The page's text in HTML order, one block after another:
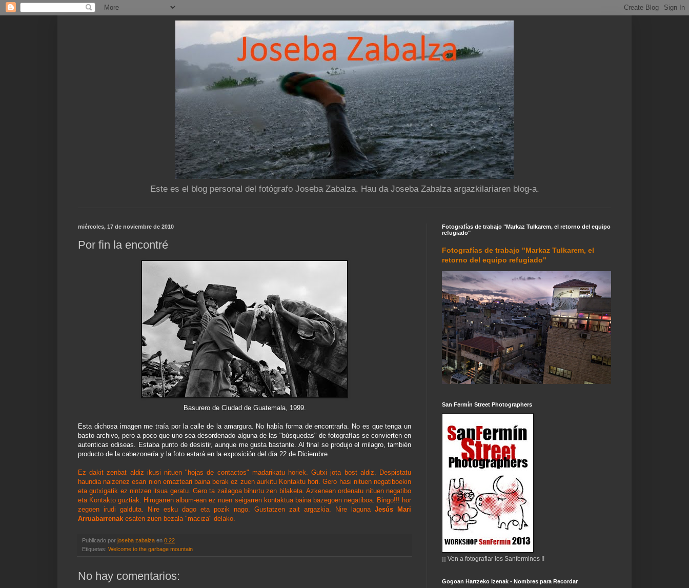
Este es el blog personal del fotógrafo Joseba Zabalza. Hau da Joseba Zabalza argazkilariaren blog-a.
miércoles, 17 de noviembre de 2010
Por fin la encontré
Basurero de Ciudad de Guatemala, 1999.
Esta dichosa imagen me traía por la calle de la amargura. No había forma deencontrarla. No es que tenga un
basto archivo, pero a poco que uno sea desordenado alguna de las " búsquedas" de fotografías se convierten en
autenticas odiseas. Estaba punto de desistir, aunque me gusta bastante. Al final se produjo el milagro, también
producto de la cabezoneríay la foto estará en la exposición del día 22 de Diciembre.
Ez dakit zenbat aldiz ikusi nituen "hojas de contactos" madarikatu horiek.Gutxi jota bost aldiz. Despistatu
haundia naizenez esan nion emazteari baina berak ez zuen aurkitu Kontaktu hori.Gero hasi nituen negatiboekin
eta gutxigatik ez nintzen itsua geratu.Gero ta zailagoa bihurtu zen bilaketa.Azkenean ordenatu nituen negatibo
eta Kontakto guztiak. Hirugarren album-ean ez nuen seigarren kontaktua baina bazegoen negatiboa. Bingo!!! hor
zegoen irudi galduta. Nire esku dago eta pozik nago. Gustatzen zait argazkia. Nire laguna Jesús
Mari
Arruabarrenak esaten zuen bezala"maciza" delako.
Publicado por joseba zabalza en 0:22
Etiquetas: Welcome to the garbage mountain
No hay comentarios:
Fotografías de trabajo "Markaz Tulkarem, el retorno del equipo
refugiado"
Fotografías de trabajo "Markaz Tulkarem, el
retorno del equipo refugiado"
San Fermín Street Photographers
¡¡ Ven a fotografiar los Sanfermines !!
Gogoan Hartzeko Izenak - Nombres para Recordar